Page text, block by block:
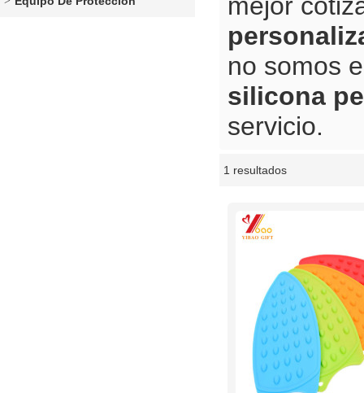
no somos
silicona
servicio.
1 resultados